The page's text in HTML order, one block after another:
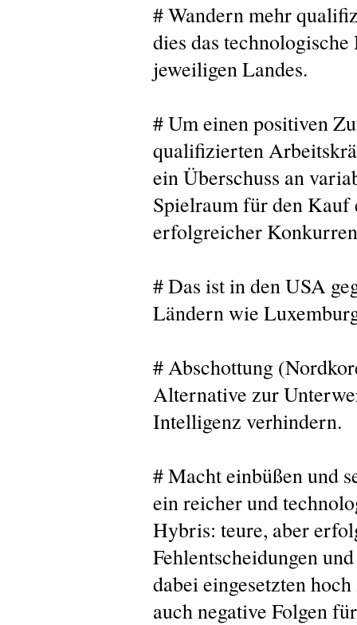
# Wandern mehr
dies das
jeweiligen Landes.
# Um einen positiven
qualifizierten
ein Überschuss an
Spielraum für den
erfolgreicher
# Das ist in den USA
Ländern wie
# Abschottung
Alternative zur
Intelligenz verhindern.
# Macht einbüßen und
ein reicher und
Hybris: teure, aber
Fehlentscheidungen
dabei eingesetzten
auch negative Folgen